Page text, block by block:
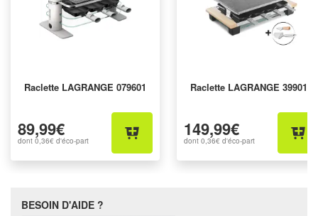
Raclette LAGRANGE 079601
89,99€
dont 0,36€ d'éco-part
Raclette LAGRANGE 399012
149,99€
dont 0,36€ d'éco-part
BESOIN D'AIDE ?